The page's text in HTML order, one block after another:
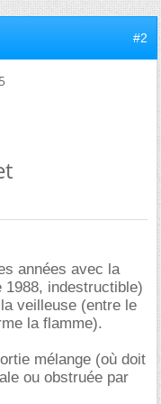
#2
années avec la
1988, indestructible)
veilleuse (entre le
la flamme).
mélange (où doit
ou obstruée par